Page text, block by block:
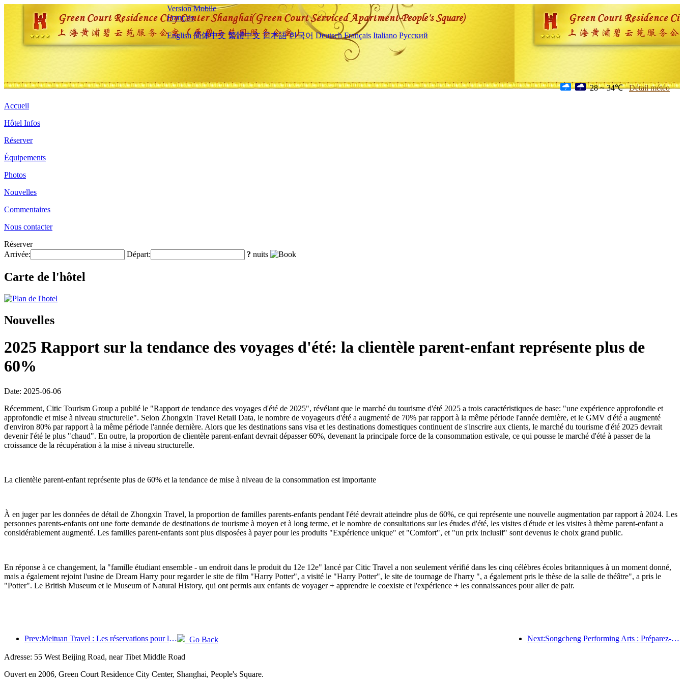
Version Mobile
Français
English 简体中文 繁體中文 日本語 한국어 Deutsch Français Italiano Русский
28 ~ 34℃ Détail météo
Accueil
Hôtel Infos
Réserver
Équipements
Photos
Nouvelles
Commentaires
Nous contacter
Réserver
Arrivée:
Départ: ? nuits
Carte de l'hôtel
Nouvelles
2025 Rapport sur la tendance des voyages d'été: la clientèle parent-enfant représente plus de
60%
Date: 2025-06-06
Récemment, Citic Tourism Group a publié le "Rapport de tendance des voyages d'été de 2025", révélant que le marché du tourisme d'été 2025 a trois caractéristiques de base: "une expérience approfondie et
approfondie et mise à niveau structurelle". Selon Zhongxin Travel Retail Data, le nombre de voyageurs d'été a augmenté de 70% par rapport à la même période l'année dernière, et le GMV d'été a augmenté
d'environ 80% par rapport à la même période l'année dernière. Alors que les destinations sans visa et les destinations domestiques continuent de s'inscrire aux clients, le marché du tourisme d'été 2025 devrait
devenir l'été le plus "chaud". En outre, la proportion de clientèle parent-enfant devrait dépasser 60%, devenant la principale force de la consommation estivale, ce qui pousse le marché d'été à passer de la
croissance de la récupération à la mise à niveau structurelle.
La clientèle parent-enfant représente plus de 60% et la tendance de mise à niveau de la consommation est importante
À en juger par les données de détail de Zhongxin Travel, la proportion de familles parents-enfants pendant l'été devrait atteindre plus de 60%, ce qui représente une nouvelle augmentation par rapport à 2024. Les
personnes parents-enfants ont une forte demande de destinations de tourisme à moyen et à long terme, et le nombre de consultations sur les études d'été, les visites d'étude et les visites à thème parent-enfant a
considérablement augmenté. Les familles parent-enfants sont plus disposées à payer pour les produits "Expérience unique" et "Comfort", et "un prix inclusif" sont devenus le choix grand public.
En réponse à ce changement, la "famille étudiant ensemble - un endroit dans le produit du 12e 12e" lancé par Citic Travel a non seulement vérifié dans les cinq célèbres écoles britanniques à un moment donné,
mais a également rejoint l'usine de Dream Harry pour regarder le site de film "Harry Potter", a visité le "Harry Potter", le site de tournage de l'harry ", a également pris le thèse de la salle de théâtre", a pris le
"Potter". Le British Museum et le Museum of Natural History, qui ont permis aux enfants de voyager + apprendre le coexiste et l'expérience + les connaissances pour aller de pair.
Prev:Meituan Travel : Les réservations pour les hôtels haut de gamme dans les comtés pendant le festival des bateaux-dragons sont très demandées, les familles avec enfants devenant la force principale Next:Songcheng Performing Arts : Préparez-vous à la fois au contenu du marché et à celui des événements pendant la haute saison touristique estivale
Go Back
Adresse: 55 West Beijing Road, near Tibet Middle Road
Ouvert en 2006, Green Court Residence City Center, Shanghai, People's Square.